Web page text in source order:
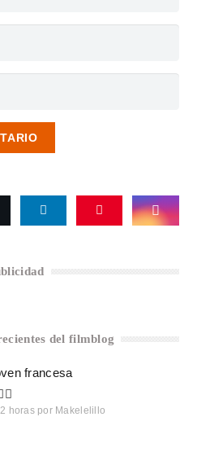
del filmblog
francesa
horas por Makelelillo